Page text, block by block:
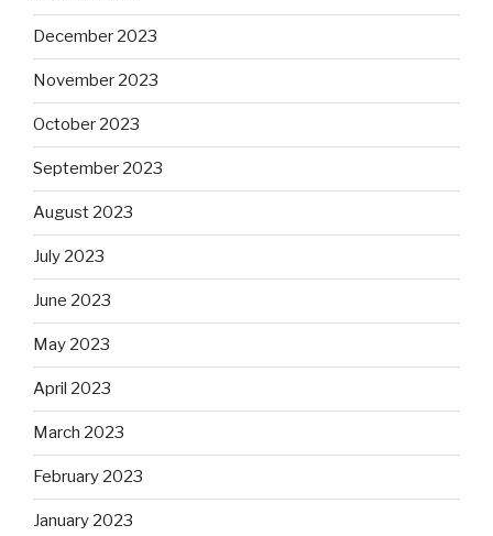
December 2023
November 2023
October 2023
September 2023
August 2023
July 2023
June 2023
May 2023
April 2023
March 2023
February 2023
January 2023